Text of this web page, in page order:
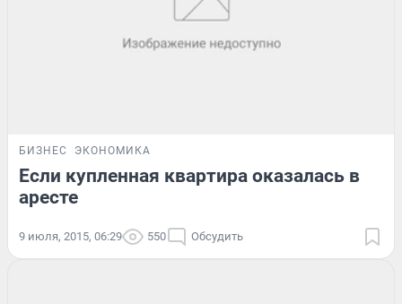
БИЗНЕС ЭКОНОМИКА
Если купленная квартира оказалась в
аресте
9 июля, 2015, 06:29 550 Обсудить